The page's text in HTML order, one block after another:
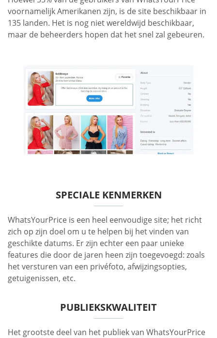
voornamelijk Amerikanen zijn, is de site beschikbaar in
135 landen. Het is nog niet wereldwijd beschikbaar,
maar de beheerders hopen dat het snel zal gebeuren.
SPECIALE KENMERKEN
WhatsYourPrice is een heel eenvoudige site; het richt
zich op zijn doel om u te helpen bij het vinden van
geschikte datums. Er zijn echter een paar unieke
features die door de jaren heen zijn toegevoegd: zoals
het versturen van een privéfoto, afwijzingsopties,
getuigenissen, etc.
PUBLIEKSKWALITEIT
Het grootste deel van het publiek van WhatsYourPrice